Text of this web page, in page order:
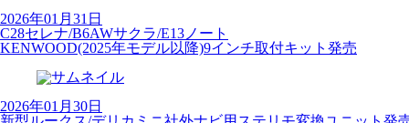
2026年01月31日
C28セレナ/B6AWサクラ/E13ノート
KENWOOD(2025年モデル以降)9インチ取付キット発売
2026年01月30日